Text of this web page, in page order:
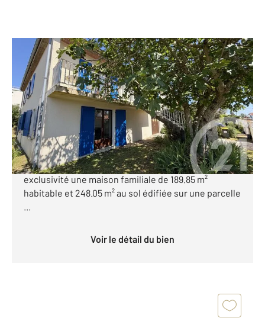
ROYAN 17
189,85 m2, 6 pièces
Ref : 8456
Maison à vendre
470 250 €
ROYAN A 750 m du Marché Central et à 400 m du
super U. Century 21 Grand Large vous propose en
exclusivité une maison familiale de 189.85 m²
habitable et 248.05 m² au sol édifiée sur une parcelle
...
Voir le détail du bien